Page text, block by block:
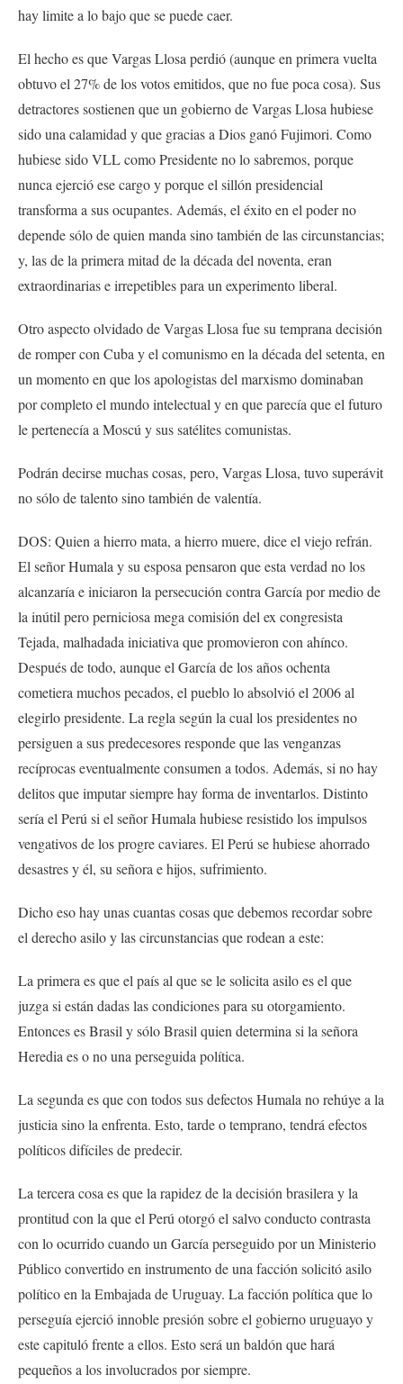
hay limite a lo bajo que se puede caer.
El hecho es que Vargas Llosa perdió (aunque en primera vuelta
obtuvo el 27% de los votos emitidos, que no fue poca cosa). Sus
detractores sostienen que un gobierno de Vargas Llosa hubiese
sido una calamidad y que gracias a Dios ganó Fujimori. Como
hubiese sido VLL como Presidente no lo sabremos, porque
nunca ejerció ese cargo y porque el sillón presidencial
transforma a sus ocupantes. Además, el éxito en el poder no
depende sólo de quien manda sino también de las circunstancias;
y, las de la primera mitad de la década del noventa, eran
extraordinarias e irrepetibles para un experimento liberal.
Otro aspecto olvidado de Vargas Llosa fue su temprana decisión
de romper con Cuba y el comunismo en la década del setenta, en
un momento en que los apologistas del marxismo dominaban
por completo el mundo intelectual y en que parecía que el futuro
le pertenecía a Moscú y sus satélites comunistas.
Podrán decirse muchas cosas, pero, Vargas Llosa, tuvo superávit
no sólo de talento sino también de valentía.
DOS: Quien a hierro mata, a hierro muere, dice el viejo refrán.
El señor Humala y su esposa pensaron que esta verdad no los
alcanzaría e iniciaron la persecución contra García por medio de
la inútil pero perniciosa mega comisión del ex congresista
Tejada, malhadada iniciativa que promovieron con ahínco.
Después de todo, aunque el García de los años ochenta
cometiera muchos pecados, el pueblo lo absolvió el 2006 al
elegirlo presidente. La regla según la cual los presidentes no
persiguen a sus predecesores responde que las venganzas
recíprocas eventualmente consumen a todos. Además, si no hay
delitos que imputar siempre hay forma de inventarlos. Distinto
sería el Perú si el señor Humala hubiese resistido los impulsos
vengativos de los progre caviares. El Perú se hubiese ahorrado
desastres y él, su señora e hijos, sufrimiento.
Dicho eso hay unas cuantas cosas que debemos recordar sobre
el derecho asilo y las circunstancias que rodean a este:
La primera es que el país al que se le solicita asilo es el que
juzga si están dadas las condiciones para su otorgamiento.
Entonces es Brasil y sólo Brasil quien determina si la señora
Heredia es o no una perseguida política.
La segunda es que con todos sus defectos Humala no rehúye a la
justicia sino la enfrenta. Esto, tarde o temprano, tendrá efectos
políticos difíciles de predecir.
La tercera cosa es que la rapidez de la decisión brasilera y la
prontitud con la que el Perú otorgó el salvo conducto contrasta
con lo ocurrido cuando un García perseguido por un Ministerio
Público convertido en instrumento de una facción solicitó asilo
político en la Embajada de Uruguay. La facción política que lo
perseguía ejerció innoble presión sobre el gobierno uruguayo y
este capituló frente a ellos. Esto será un baldón que hará
pequeños a los involucrados por siempre.